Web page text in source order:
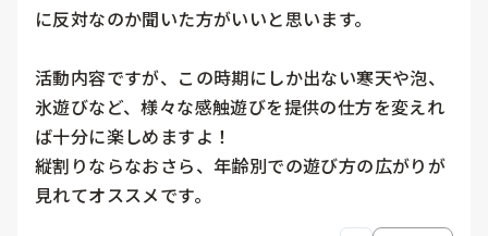
に反対なのか聞いた方がいいと思います。
活動内容ですが、この時期にしか出ない寒天や泡、
氷遊びなど、様々な感触遊びを提供の仕方を変えれ
ば十分に楽しめますよ！
縦割りならなおさら、年齢別での遊び方の広がりが
見れてオススメです。